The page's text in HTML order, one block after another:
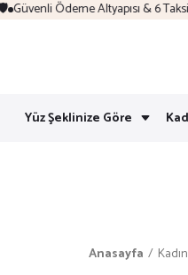
Güvenli Ödeme Altyapısı & 6
Yüz Şeklinize Göre
Anasayfa Kadın